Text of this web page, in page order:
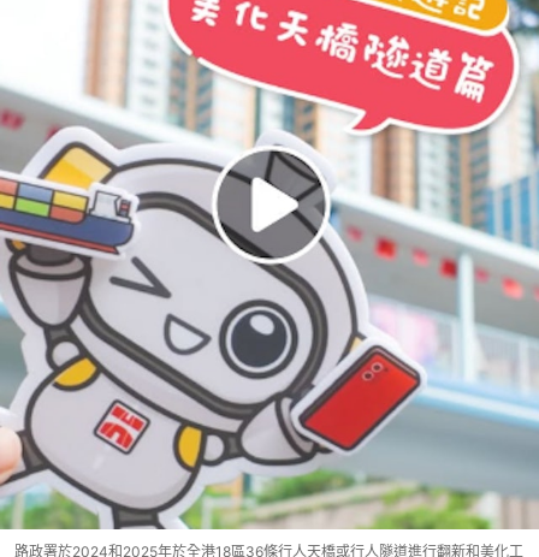
路政署於2024和2025年於全港18區36條行人天橋或行人隧道進行翻新和美化工